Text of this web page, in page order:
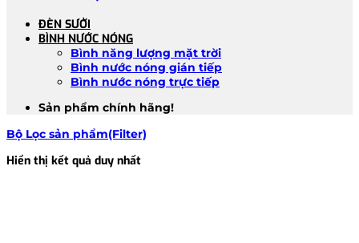
ĐÈN SƯỞI
BÌNH NƯỚC NÓNG
Bình năng lượng mặt trời
Bình nước nóng gián tiếp
Bình nước nóng trực tiếp
Sản phẩm chính hãng!
Bộ Lọc sản phẩm(Filter)
Hiển thị kết quả duy nhất